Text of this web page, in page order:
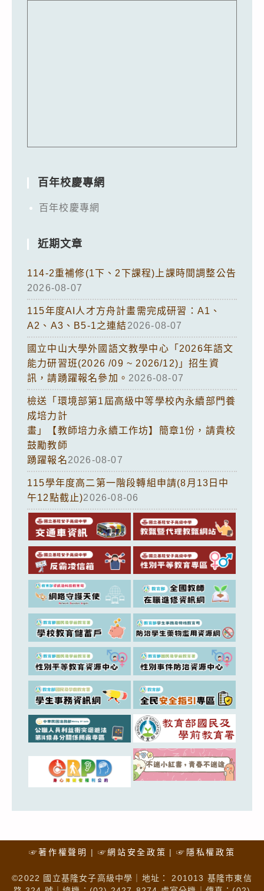
百年校慶專網
百年校慶專網
近期文章
114-2重補修(1下、2下課程)上課時間調整公告
2026-08-07
115年度AI人才方舟計畫需完成研習：A1、
A2、A3、B5-1之連結2026-08-07
國立中山大學外國語文教學中心「2026年語文
能力研習班(2026 /09 ~ 2026/12)」招生資
訊，請踴躍報名參加。 2026-08-07
檢送「環境部第1屆高級中等學校內永續部門養
成培力計
畫」【教師培力永續工作坊】簡章1份，請貴校
鼓勵教師
踴躍報名2026-08-07
115學年度高二第一階段轉組申請(8月13日中
午12點截止)2026-08-06
☞著作權聲明 ☞網站安全政策 ☞隱私權政策
©2022 國立基隆女子高級中學｜地址： 201013 基隆市東信